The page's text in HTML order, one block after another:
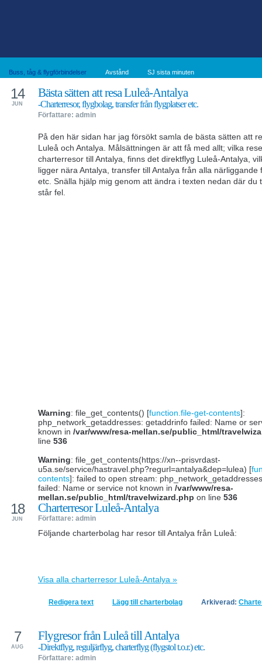
Buss, tåg & flygförbindelser Avstånd SJ sista minuten
Bästa sätten att resa Luleå-Antalya
-Charterresor, flygbolag, transfer från flygplatser etc.
Författare: admin
14
JUN
På den här sidan har jag försökt samla de bästa sätten att
Luleå och Antalya. Målsättningen är att få med allt; vilka
charterresor till Antalya, finns det direktflyg Luleå-Antalya,
ligger nära Antalya, transfer till Antalya från alla närliggande
etc. Snälla hjälp mig genom att ändra i texten nedan där du
står fel.
Warning: file_get_contents() [function.file-get-contents]:
php_network_getaddresses: getaddrinfo failed: Name or
known in /var/www/resa-mellan.se/public_html/
line 536
Warning: file_get_contents(https://xn--prisvrdast-
u5a.se/service/hastravel.php?regurl=antalya&dep=lulea) [
contents]: failed to open stream:
failed: Name or service not known in /var/www/resa-
mellan.se/public_html/travelwizard.php on line 536
Charterresor Luleå-Antalya
Författare: admin
18
JUN
Följande charterbolag har resor till Antalya från Luleå:
Visa alla charterresor Luleå-Antalya »
Redigera text Lägg till charterbolag Arkiverad:
Flygresor från Luleå till Antalya
-Direktflyg, reguljärflyg, charterflyg (flygstol t.o.r.) etc.
Författare: admin
7
AUG